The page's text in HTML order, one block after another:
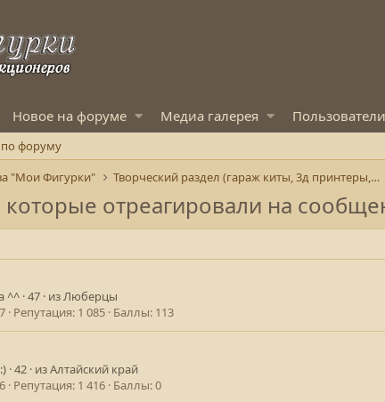
Новое на форуме Медиа галерея Пользователи
форуму
"Мои Фигурки" Творческий раздел (гараж киты, 3д принтеры, покрас
которые отреагировали на
^^ ·47 · изЛюберцы
Репутация 1 085 Баллы 113
·42 · изАлтайский край
Репутация 1 416 Баллы 0